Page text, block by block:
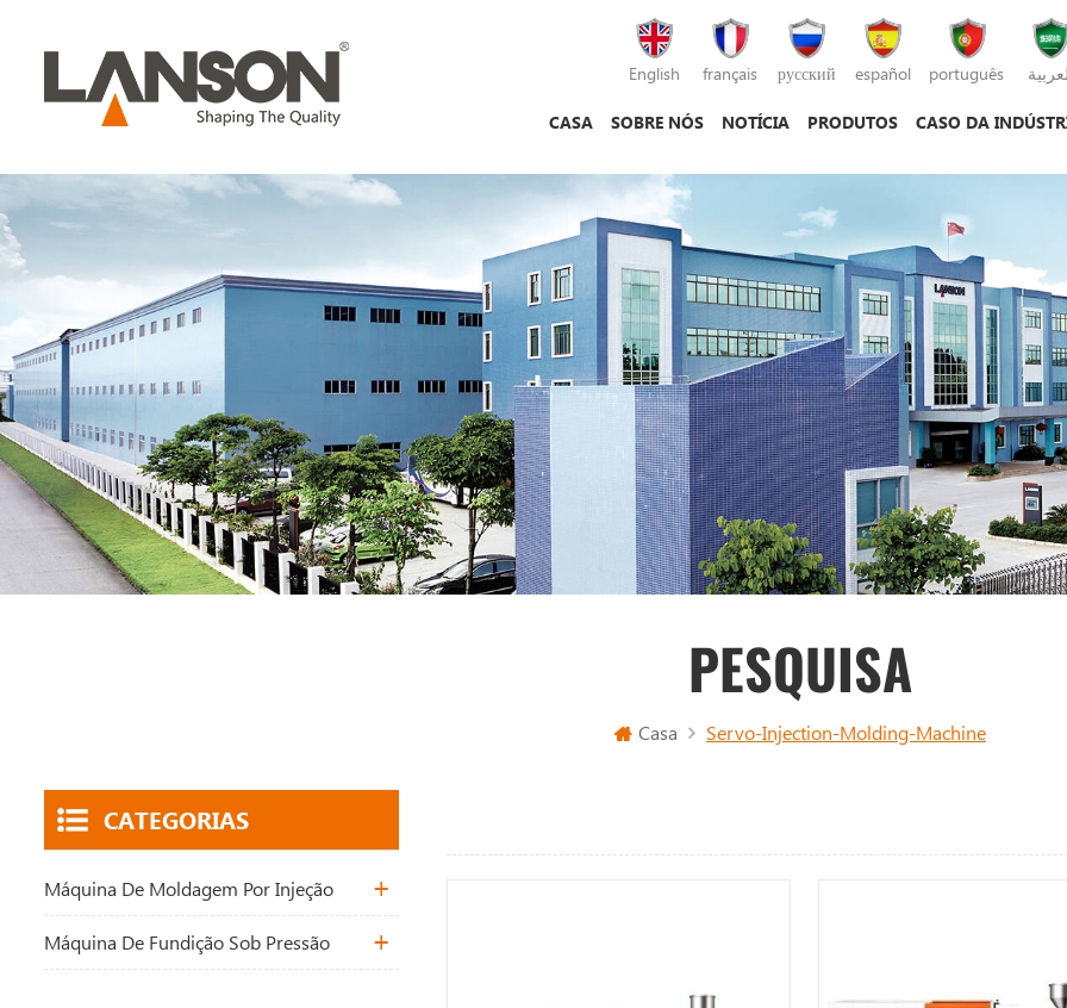
English français русский español português
CASA SOBRE NÓS NOTÍCIA PRODUTOS CASO DA
PESQUISA
Casa Servo-Injection-Molding-Machine
CATEGORIAS
Máquina De Moldagem Por Injeção
Máquina De Fundição Sob Pressão